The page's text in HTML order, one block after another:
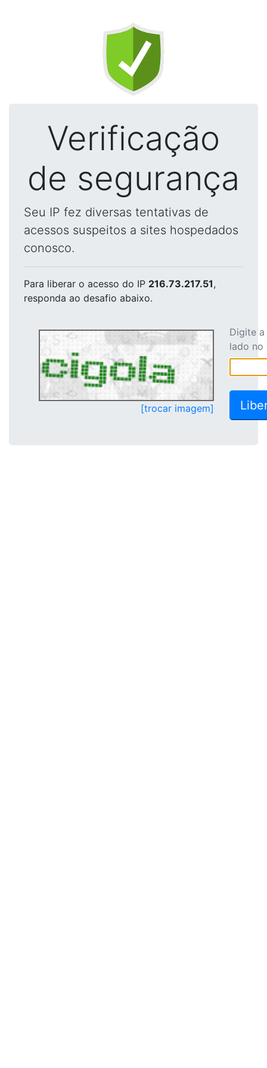
Verificação
de segurança
Seu IP fez diversas tentativas de
acessos suspeitos a sites hospedados
conosco.
Para liberar o acesso do IP 216.73.217.51,
responda ao desafio abaixo.
[trocar imagem]
Digite
lado no